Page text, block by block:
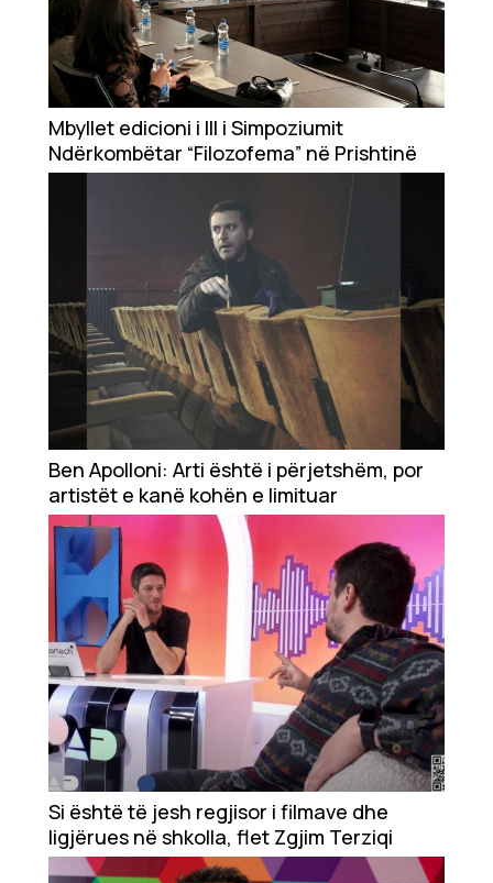
Kulturë
Showbiz
Ekonomi
DuVideo
Mbyllet edicioni i III i Simpoziumit
Ndërkombëtar “Filozofema” në Prishtinë
Ben Apolloni: Arti është i përjetshëm, por
artistët e kanë kohën e limituar
Si është të jesh regjisor i filmave dhe
ligjërues në shkolla, flet Zgjim Terziqi